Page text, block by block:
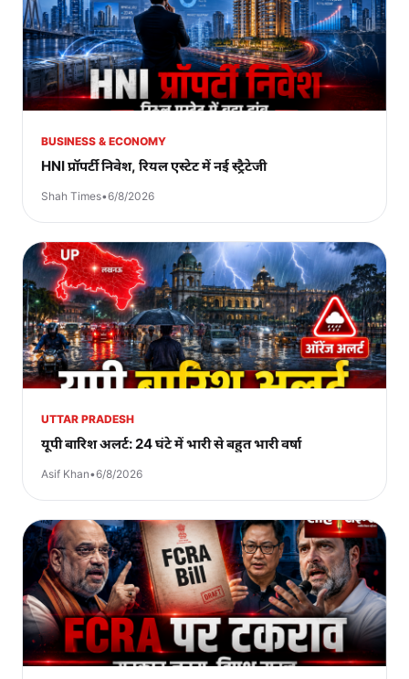
BUSINESS & ECONOMY
HNI प्रॉपर्टी निवेश, रियल एस्टेट में नई स्ट्रैटेजी
Shah Times•6/8/2026
UTTAR PRADESH
यूपी बारिश अलर्ट: 24 घंटे में भारी से बहुत भारी वर्षा
Asif Khan•6/8/2026